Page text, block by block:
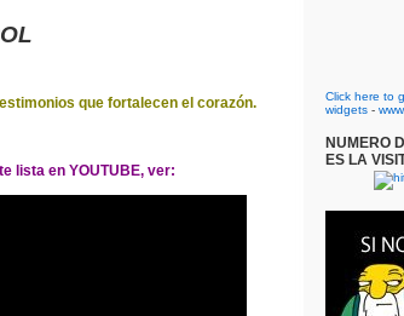
que fortalecen el corazón.
lista en YOUTUBE, ver:
Click here to
widgets -
NUMERO
ES LA